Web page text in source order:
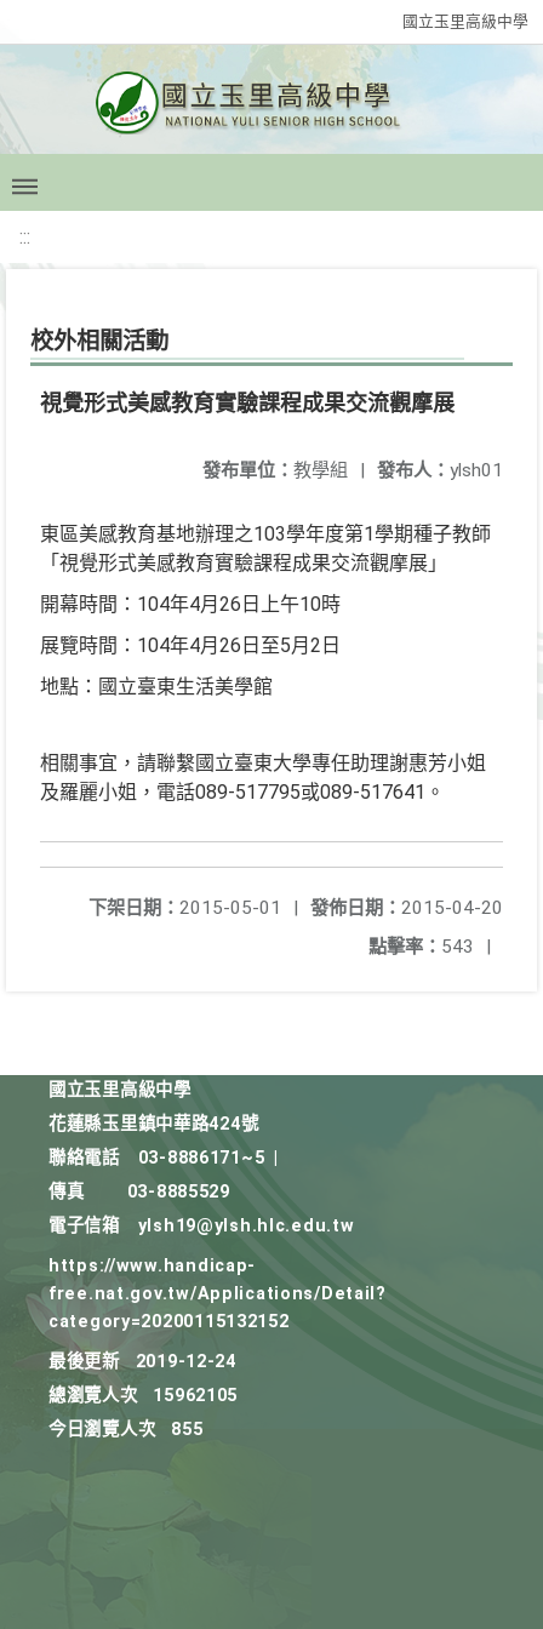
國立玉里高級中學
:::
校外相關活動
視覺形式美感教育實驗課程成果交流觀摩展
發布人： ylsh01
發布單位： 教學組 |
東區美感教育基地辦理之103學年度第1學期種子教師
「視覺形式美感教育實驗課程成果交流觀摩展」
開幕時間：104年4月26日上午10時
展覽時間：104年4月26日至5月2日
地點：國立臺東生活美學館
相關事宜，請聯繫國立臺東大學專任助理謝惠芳小姐
及羅麗小姐，電話089-517795或089-517641。
發佈日期： 2015-04-20
下架日期： 2015-05-01
|
點擊率： 543 |
國立玉里高級中學
花蓮縣玉里鎮中華路424號
聯絡電話
03-8886171~5
傳真
03-8885529
電子信箱
ylsh19@ylsh.hlc.edu.tw
https://www.handicap-
free.nat.gov.tw/Applications/Detail?
category=20200115132152
最後更新
2019-12-24
總瀏覽人次
15962105
今日瀏覽人次
855